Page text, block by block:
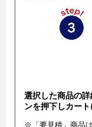
選択した商品の
ンを押下しカート
※「要見積」商品